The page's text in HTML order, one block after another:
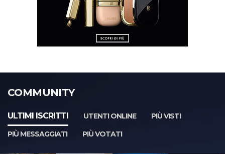
COMMUNITY
ULTIMI ISCRITTI UTENTI ONLINE
PIÙ VISTI
PIÙ MESSAGGIATI
PIÙ VOTATI